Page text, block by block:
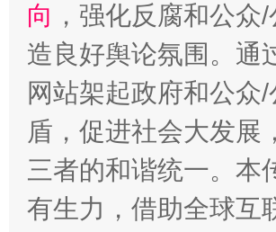
向 ，强化反腐和公
造良好舆论氛围。通
网站架起政府和公众
盾，促进社会大发展
三者的和谐统一。本
有生力，借助全球互